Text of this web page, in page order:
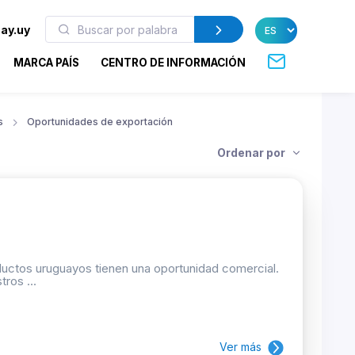
MARCA PAÍS CENTRO DE INFORMACIÓN
Oportunidades de exportación
Ordenar por
uruguayos tienen una oportunidad comercial.
...
Ver más